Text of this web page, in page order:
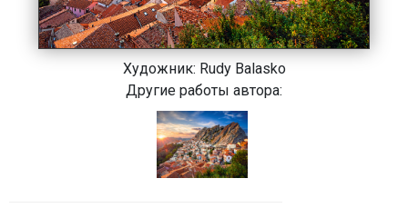
Художник: Rudy Balasko
Другие работы автора: